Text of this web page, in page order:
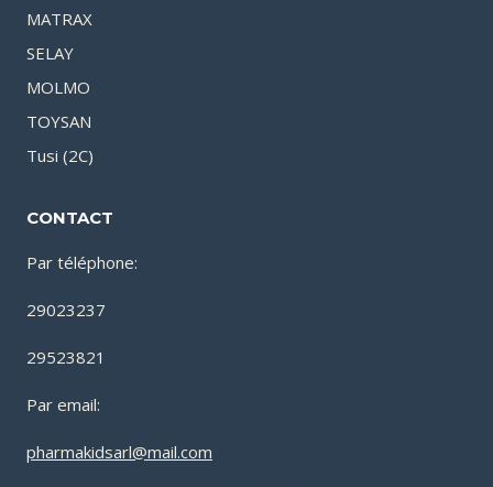
MATRAX
SELAY
MOLMO
TOYSAN
Tusi (2C)
CONTACT
Par téléphone:
29023237
29523821
Par email:
pharmakidsarl@mail.com